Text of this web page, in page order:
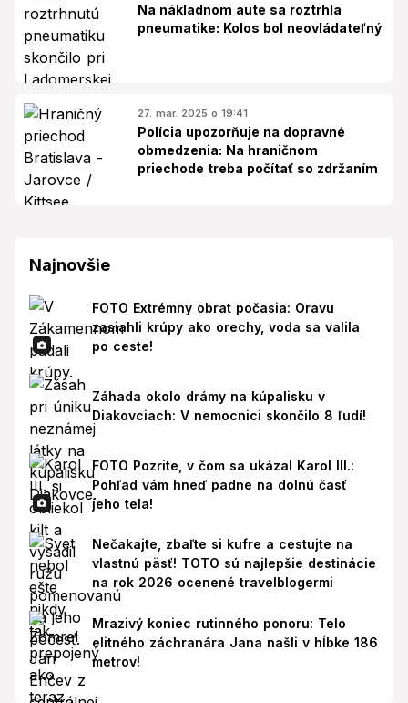
Na nákladnom aute sa roztrhla
pneumatike: Kolos bol neovládateľný
27. mar. 2025 o 19:41
Polícia upozorňuje na dopravné
obmedzenia: Na hraničnom
priechode treba počítať so zdržaním
Najnovšie
FOTO Extrémny obrat počasia: Oravu
zasiahli krúpy ako orechy, voda sa valila
po ceste!
Záhada okolo drámy na kúpalisku v
Diakovciach: V nemocnici skončilo 8 ľudí!
FOTO Pozrite, v čom sa ukázal Karol III.:
Pohľad vám hneď padne na dolnú časť
jeho tela!
Nečakajte, zbaľte si kufre a cestujte na
vlastnú päsť! TOTO sú najlepšie destinácie
na rok 2026 ocenené travelblogermi
Mrazivý koniec rutinného ponoru: Telo
elitného záchranára Jana našli v hĺbke 186
metrov!